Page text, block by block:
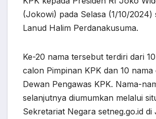
(Jokowi) pada Selasa (1/10/2024)
Lanud Halim Perdanakusuma.
Ke-20 nama tersebut terdiri dari
calon Pimpinan KPK dan 10 nama
Dewan Pengawas KPK. Nama-
selanjutnya diumumkan melalui
Sekretariat Negara setneg.go.id di